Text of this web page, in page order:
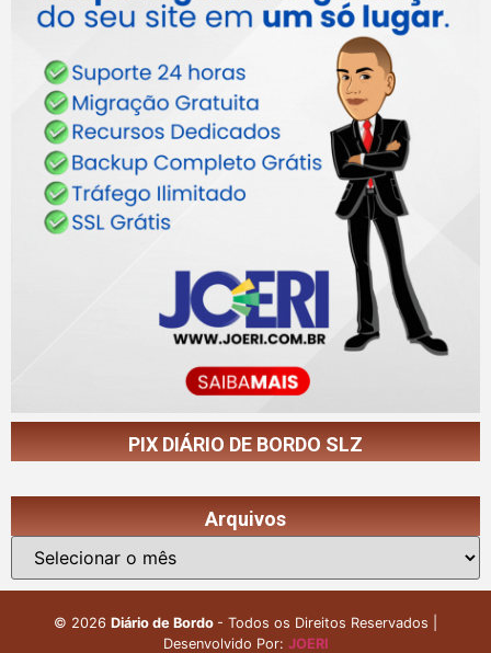
PIX DIÁRIO DE BORDO SLZ
Arquivos
© 2026 Diário de Bordo - Todos os Direitos Reservados |
Desenvolvido Por: JOERI